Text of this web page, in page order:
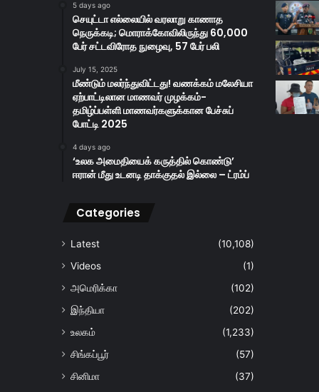
5 days ago
செயுட்டா எல்லையில் வரலாறு காணாத
நெருக்கடி; மொராக்கோவிலிருந்து 60,000
பேர் சட்டவிரோத நுழைவு, 57 பேர் பலி
July 15, 2025
மீண்டும் மலர்ந்துவிட்டது! வணக்கம் மலேசியா
ஏற்பாட்டிலான மாணவர் முழக்கம்-
தமிழ்ப்பள்ளி மாணவர்களுக்கான பேச்சுப்
போட்டி 2025
4 days ago
‘உலக அமைதியைக் கருத்தில் கொண்டு’
ஈரான் மீது உடனடி தாக்குதல் இல்லை – ட்ரம்ப்
Categories
Latest
(10,108)
Videos
(1)
அமெரிக்கா
(102)
இந்தியா
(202)
உலகம்
(1,233)
சிங்கப்பூர்
(57)
சினிமா
(37)